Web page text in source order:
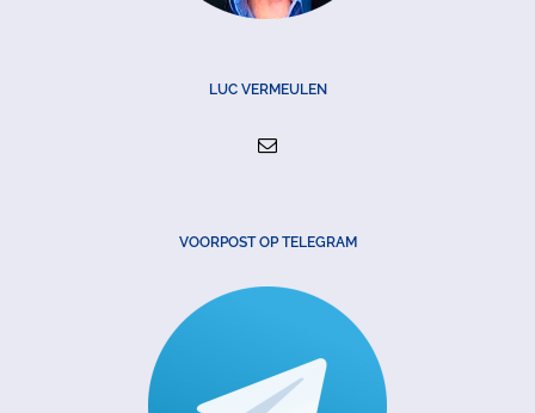
LUC VERMEULEN
VOORPOST OP TELEGRAM